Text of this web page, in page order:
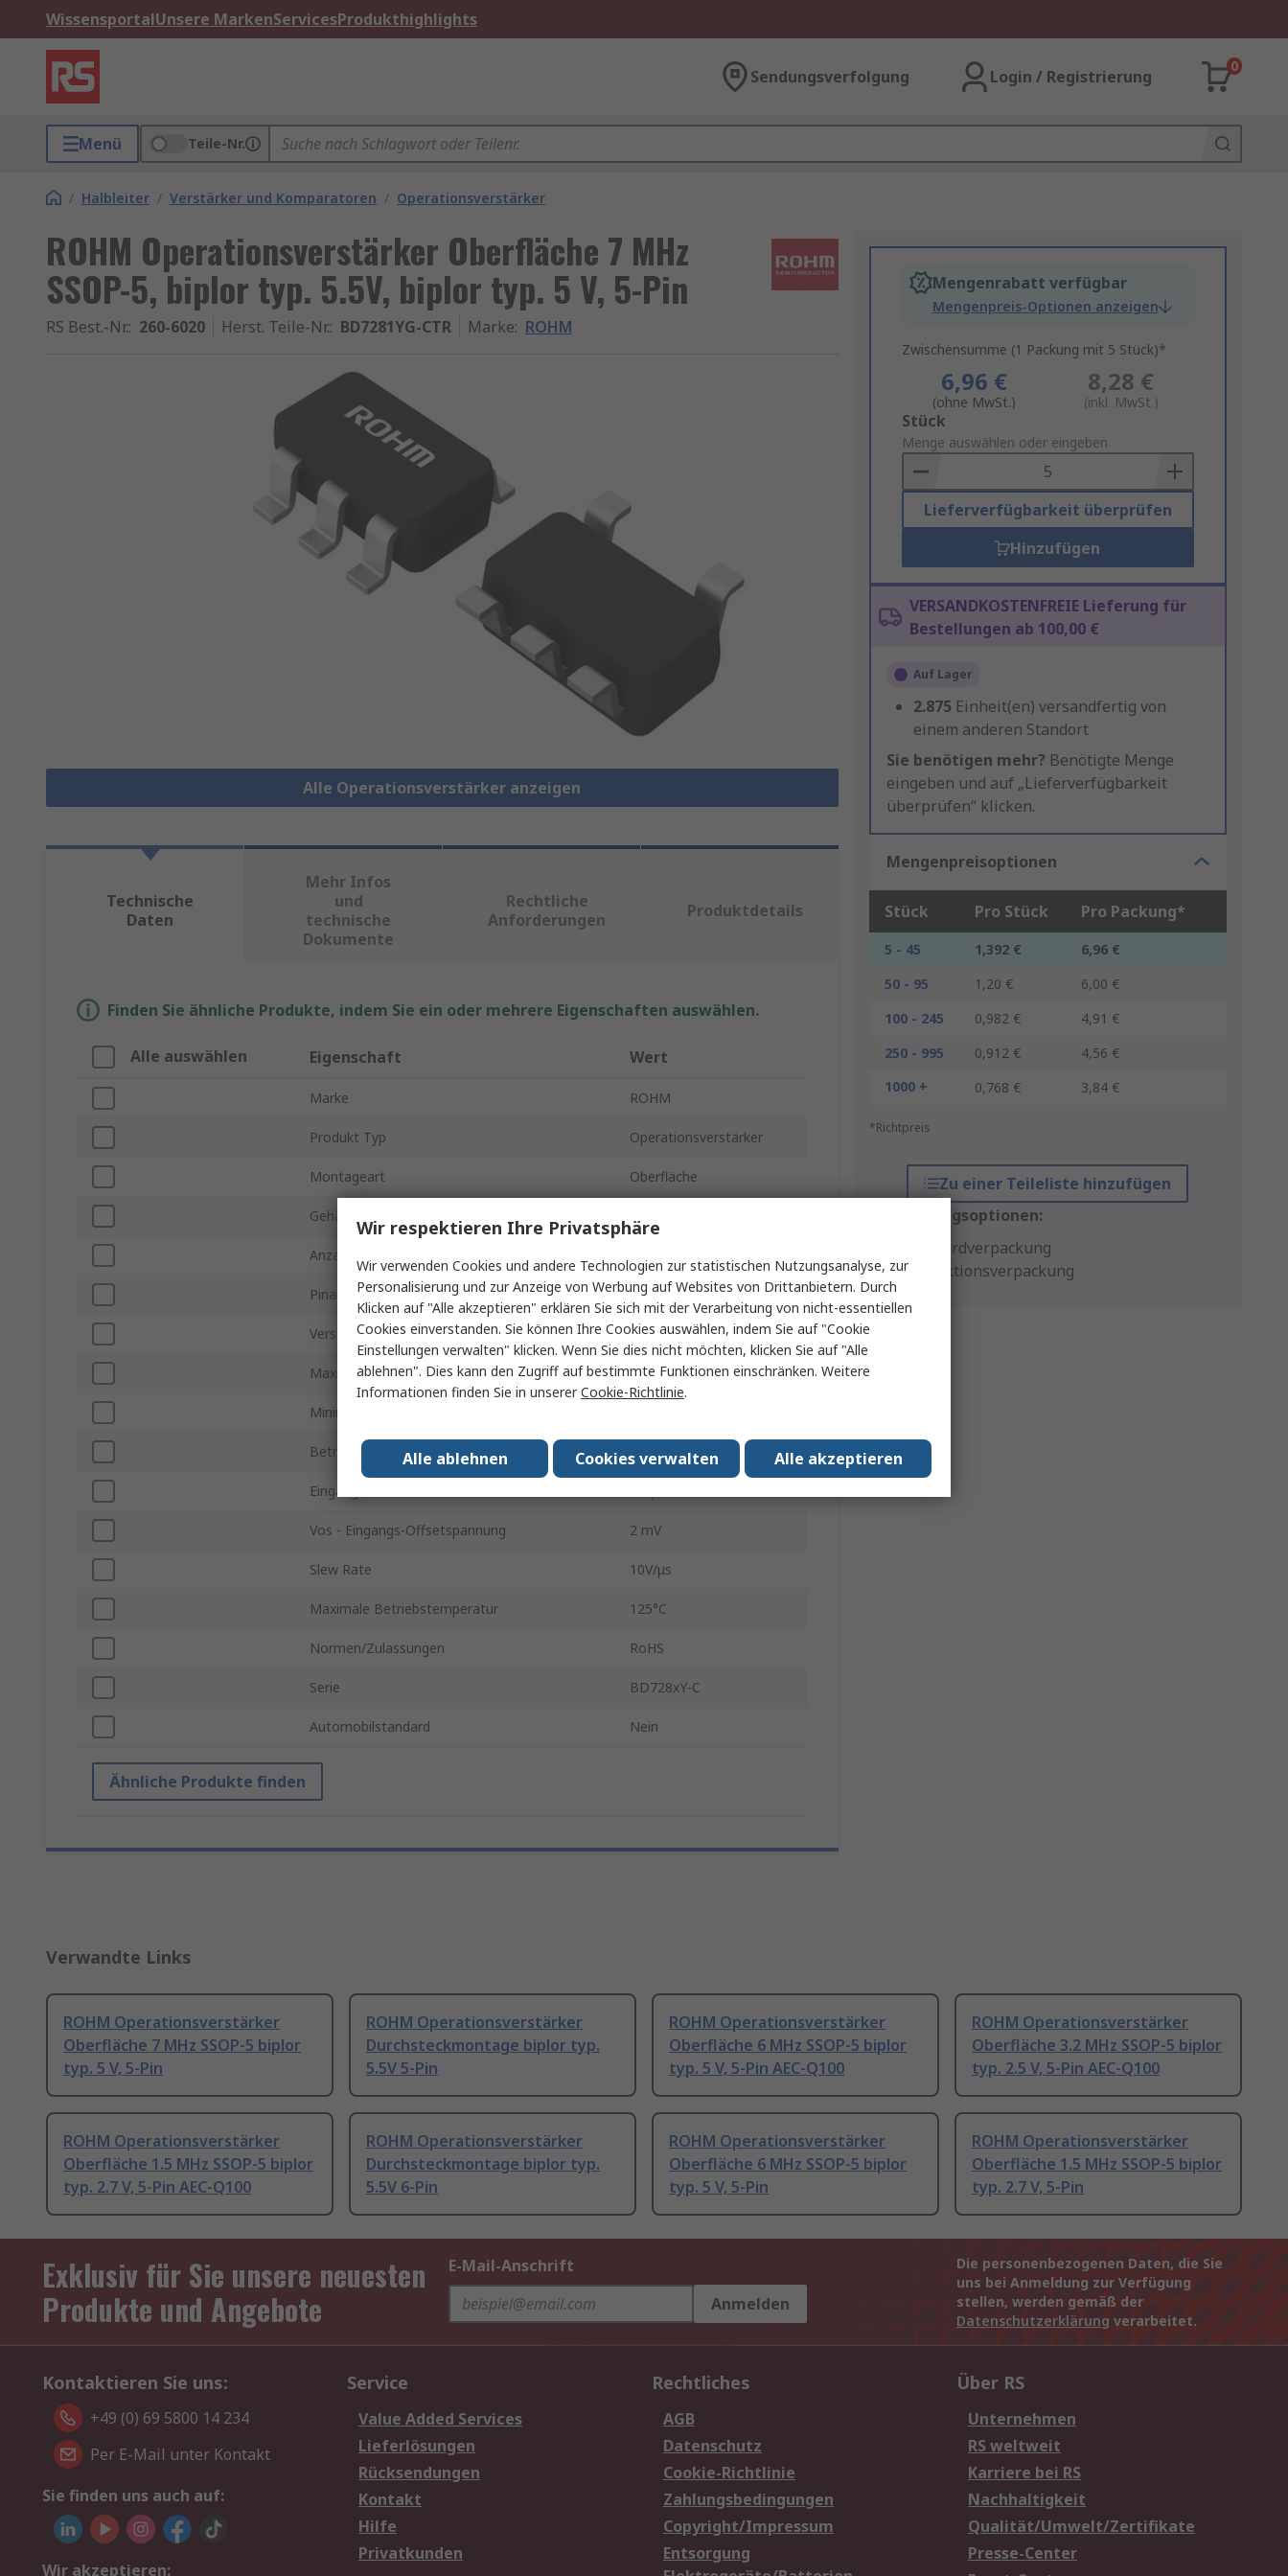
WissensportalUnsere MarkenServicesProdukthighlights
Sendungsverfolgung Login / Registrierung
0
Menü Teile-Nr.
/ Halbleiter / Verstärker und Komparatoren / Operationsverstärker
ROHM Operationsverstärker Oberfläche 7 MHz
SSOP-5, biplor typ. 5.5V, biplor typ. 5 V, 5-Pin
RS Best.-Nr.: 260-6020 Herst. Teile-Nr.: BD7281YG-CTR Marke: ROHM
Alle Operationsverstärker anzeigen
Mengenrabatt verfügbar
Mengenpreis-Optionen anzeigen
Zwischensumme (1 Packung mit 5 Stück)*
6,96 €
(ohne MwSt.)
8,28 €
(inkl. MwSt.)
Add
to
Basket
Stück
Menge auswählen oder eingeben
Lieferverfügbarkeit überprüfen
Hinzufügen
VERSANDKOSTENFREIE Lieferung für
Bestellungen ab 100,00 €
Auf Lager
2.875 Einheit(en) versandfertig von
einem anderen Standort
Sie benötigen mehr? Benötigte Menge
eingeben und auf „Lieferverfügbarkeit
überprüfen“ klicken.
Mengenpreisoptionen
Stück Pro Stück Pro Packung*
5 - 45 1,392 €
6,96 €
50 - 95
1,20 €
6,00 €
100 - 245
0,982 €
4,91 €
250 - 995
0,912 €
4,56 €
1000 +
0,768 € 3,84 €
*Richtpreis
Zu einer Teileliste hinzufügen
Verpackungsoptionen:
Standardverpackung
Produktionsverpackung
Technische
Daten
Mehr Infos
und
technische
Dokumente
Rechtliche
Anforderungen
Produktdetails
Finden Sie ähnliche Produkte, indem Sie ein oder mehrere Eigenschaften auswählen.
Alle auswählen Eigenschaft Wert
Marke ROHM
Produkt Typ Operationsverstärker
Montageart Oberfläche
Gehäusegröße
Anzahl der Kanäle
Pinanzahl 5
Verstärkung-Bandbreiten-Produkt GBP 7MHz
Maximale Versorgungsspannung 5.5V
Minimale Versorgungsspannung
Betriebstemperatur min. -40°C
Eingangsruhestrom
Vos - Eingangs-Offsetspannung 2 mV
Slew Rate 10V/μs
Maximale Betriebstemperatur 125°C
Normen/Zulassungen RoHS
Serie BD728xY-C
Automobilstandard Nein
Ähnliche Produkte finden
Verwandte Links
ROHM Operationsverstärker
Oberfläche 7 MHz SSOP-5 biplor
typ. 5 V, 5-Pin
ROHM Operationsverstärker
Durchsteckmontage biplor typ.
5.5V 5-Pin
ROHM Operationsverstärker
Oberfläche 6 MHz SSOP-5 biplor
typ. 5 V, 5-Pin AEC-Q100
ROHM Operationsverstärker
Oberfläche 3.2 MHz SSOP-5 biplor
typ. 2.5 V, 5-Pin AEC-Q100
ROHM Operationsverstärker
Oberfläche 1.5 MHz SSOP-5 biplor
typ. 2.7 V, 5-Pin AEC-Q100
ROHM Operationsverstärker
Durchsteckmontage biplor typ.
5.5V 6-Pin
ROHM Operationsverstärker
Oberfläche 6 MHz SSOP-5 biplor
typ. 5 V, 5-Pin
ROHM Operationsverstärker
Oberfläche 1.5 MHz SSOP-5 biplor
typ. 2.7 V, 5-Pin
Exklusiv für Sie unsere neuesten
Produkte und Angebote
E-Mail-Anschrift
Anmelden
Die personenbezogenen Daten, die Sie
uns bei Anmeldung zur Verfügung
stellen, werden gemäß der
Datenschutzerklärung verarbeitet.
Kontaktieren Sie uns:
+49 (0) 69 5800 14 234
Per E-Mail unter Kontakt
Sie finden uns auch auf:
Wir akzeptieren:
Service
Value Added Services
Lieferlösungen
Rücksendungen
Kontakt
Hilfe
Privatkunden
Rechtliches
AGB
Datenschutz
Cookie-Richtlinie
Zahlungsbedingungen
Copyright/Impressum
Entsorgung
Über RS
Unternehmen
RS weltweit
Karriere bei RS
Nachhaltigkeit
Qualität/Umwelt/Zertifikate
Presse-Center
Wir respektieren Ihre Privatsphäre
Wir verwenden Cookies und andere Technologien zur statistischen Nutzungsanalyse, zur
Personalisierung und zur Anzeige von Werbung auf Websites von Drittanbietern. Durch
Klicken auf "Alle akzeptieren" erklären Sie sich mit der Verarbeitung von nicht-essentiellen
Cookies einverstanden. Sie können Ihre Cookies auswählen, indem Sie auf "Cookie
Einstellungen verwalten" klicken. Wenn Sie dies nicht möchten, klicken Sie auf "Alle
ablehnen". Dies kann den Zugriff auf bestimmte Funktionen einschränken. Weitere
Informationen finden Sie in unsererCookie-Richtlinie.
Alle akzeptieren
Cookies verwalten
Alle ablehnen